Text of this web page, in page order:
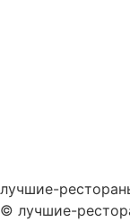
лучшие-
© лучшие-